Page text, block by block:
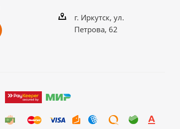
г. Иркутск, ул.
Петрова, 62